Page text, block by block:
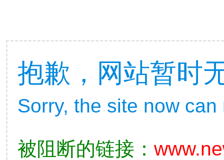
抱歉，网站暂时
Sorry, the site now
被阻断的链接：